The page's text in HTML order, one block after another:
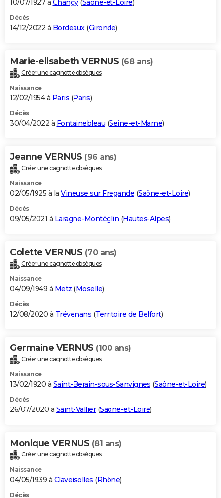
10/07/1927 à Changy(Saône-et-Loire)
Décès
14/12/2022 à Bordeaux(Gironde)
Marie-elisabeth VERNUS (68 ans)
Créer une cagnotte obsèques
Naissance
12/02/1954 à Paris (Paris)
Décès
30/04/2022 à Fontainebleau (Seine-et-Marne)
Jeanne VERNUS (96 ans)
Créer une cagnotte obsèques
Naissance
02/05/1925 à la Vineuse sur Fregande (Saône-et-Loire)
Décès
09/05/2021 à Laragne-Montéglin (Hautes-Alpes)
Colette VERNUS (70 ans)
Créer une cagnotte obsèques
Naissance
04/09/1949 à Metz (Moselle)
Décès
12/08/2020 à Trévenans (Territoire de Belfort)
Germaine VERNUS (100 ans)
Créer une cagnotte obsèques
Naissance
13/02/1920 à Saint-Berain-sous-Sanvignes (Saône-et-Loire)
Décès
26/07/2020 à Saint-Vallier(Saône-et-Loire)
Monique VERNUS (81 ans)
Créer une cagnotte obsèques
Naissance
04/05/1939 à Claveisolles (Rhône)
Décès